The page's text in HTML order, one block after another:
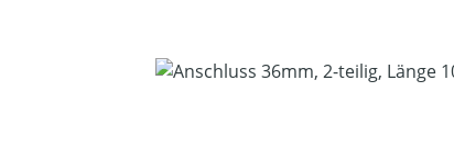
Bildergalerie überspringen